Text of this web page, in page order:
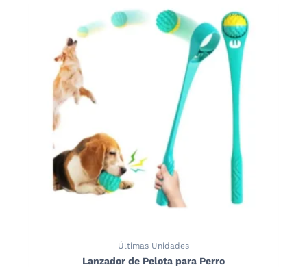
Últimas Unidades
Lanzador de Pelota para Perro